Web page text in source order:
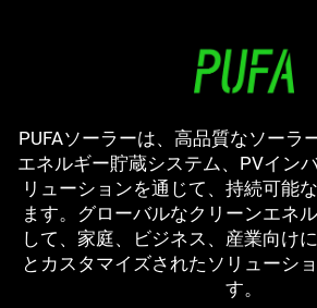
PUFAソーラーは、高品質なソーラ
エネルギー貯蔵システム、PVイン
リューションを通じて、持続可能
ます。グローバルなクリーンエネ
して、家庭、ビジネス、産業向け
とカスタマイズされたソリューシ
す。